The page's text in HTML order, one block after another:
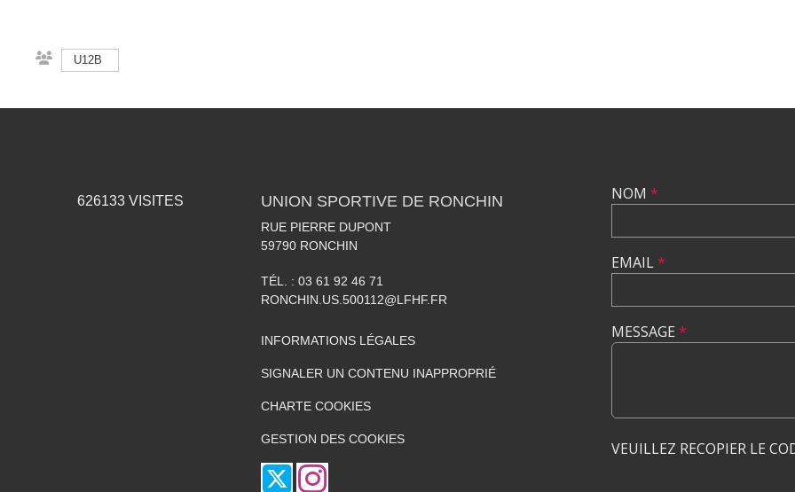
U12B
626133 VISITES UNION SPORTIVE DE RONCHIN
RUE PIERRE DUPONT
59790 RONCHIN
TÉL. : 03 61 92 46 71
RONCHIN.US.500112@LFHF.FR
INFORMATIONS LÉGALES
SIGNALER UN CONTENU INAPPROPRIÉ
CHARTE COOKIES
GESTION DES COOKIES
NOM *
EMAIL*
MESSAGE *
VEUILLEZ RECOPIER LE